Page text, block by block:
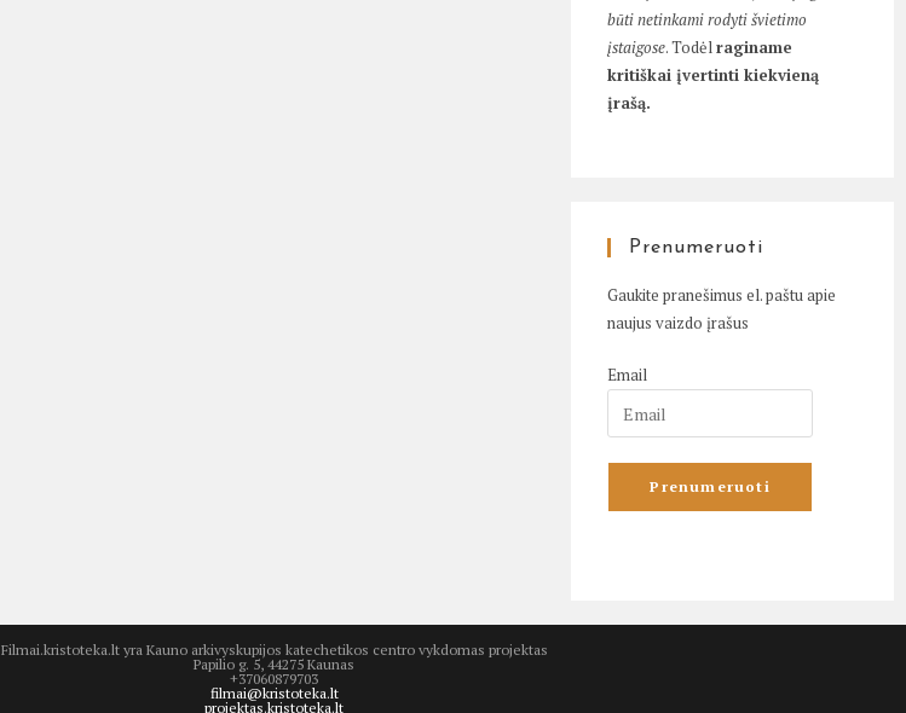
būti netinkami rodyti švietimo
įstaigose. Todėlraginame
kritiškai įvertinti kiekvieną
įrašą.
Prenumeruoti
Gaukite pranešimus el. paštu apie
naujus vaizdo įrašus
Email
Filmai.kristoteka.lt yra Kauno arkivyskupijos katechetikos centro vykdomas projektas
Papilio g. 5, 44275 Kaunas
+37060879703
filmai@kristoteka.lt
projektas.kristoteka.lt